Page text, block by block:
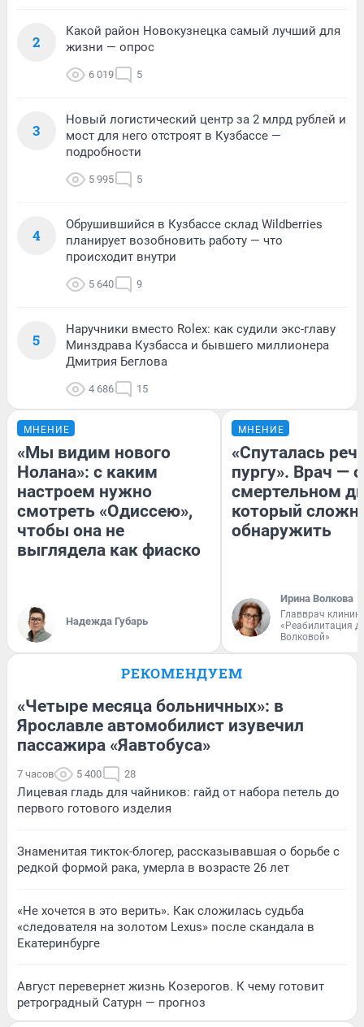
2
Какой район Новокузнецка самый лучший для
жизни — опрос
6 019 5
3
Новый логистический центр за 2 млрд рублей и
мост для него отстроят в Кузбассе —
подробности
5 995 5
4
Обрушившийся в Кузбассе склад Wildberries
планирует возобновить работу — что
происходит внутри
5 640 9
5
Наручники вместо Rolex: как судили экс-главу
Минздрава Кузбасса и бывшего миллионера
Дмитрия Беглова
4 686 15
МНЕНИЕ
«Мы видим нового
Нолана»: с каким
настроем нужно
смотреть «Одиссею»,
чтобы она не
выглядела как фиаско
Надежда Губарь
МНЕНИЕ
«Спуталась
пургу». Врач — о
смертельном
который
обнаружить
Ирина Волкова
Главврач
«Реабилитация
Волковой»
РЕКОМЕНДУЕМ
«Четыре месяца больничных»: в
Ярославле автомобилист изувечил
пассажира «Яавтобуса»
7 часов 5 400 28
Лицевая гладь для чайников: гайд от набора петель до
первого готового изделия
Знаменитая тикток-блогер, рассказывавшая о борьбе с
редкой формой рака, умерла в возрасте 26 лет
«Не хочется в это верить». Как сложилась судьба
«следователя на золотом Lexus» после скандала в
Екатеринбурге
Август перевернет жизнь Козерогов. К чему готовит
ретроградный Сатурн — прогноз